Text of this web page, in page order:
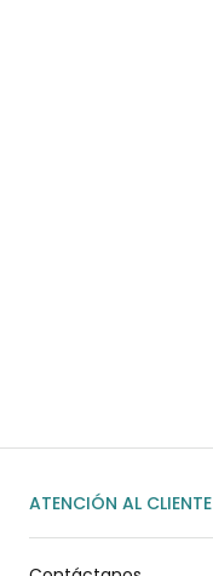
ATENCIÓN AL CLIENTE